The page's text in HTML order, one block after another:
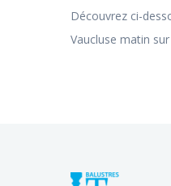
Découvrez ci-
Vaucluse matin